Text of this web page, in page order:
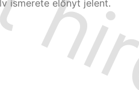
ismerete előnyt jelent.